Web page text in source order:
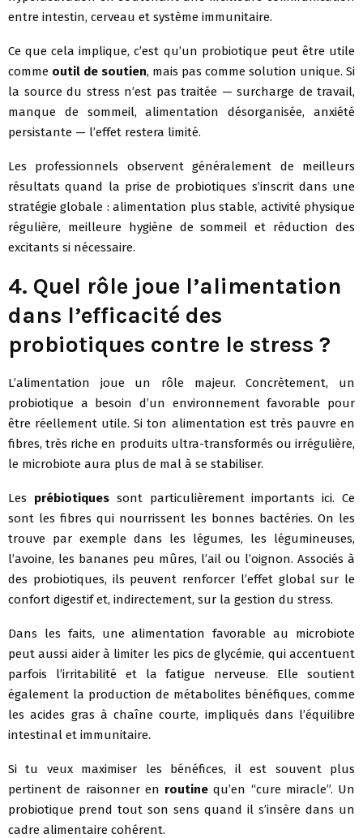
entre intestin, cerveau et système immunitaire.
Ce que cela implique, c’est qu’un probiotique peut être utile
comme outil de soutien, mais pas comme solution unique. Si
la source du stress n’est pas traitée — surcharge de travail,
manque de sommeil, alimentation désorganisée, anxiété
persistante — l’effet restera limité.
Les professionnels observent généralement de meilleurs
résultats quand la prise de probiotiques s’inscrit dans une
stratégie globale : alimentation plus stable, activité physique
régulière, meilleure hygiène de sommeil et réduction des
excitants si nécessaire.
4. Quel rôle joue l’alimentation
dans l’efficacité des
probiotiques contre le stress ?
L’alimentation joue un rôle majeur. Concrètement, un
probiotique a besoin d’un environnement favorable pour
être réellement utile. Si ton alimentation est très pauvre en
fibres, très riche en produits ultra-transformés ou irrégulière,
le microbiote aura plus de mal à se stabiliser.
Les prébiotiquessont particulièrement importants ici. Ce
sont les fibres qui nourrissent les bonnes bactéries. On les
trouve par exemple dans les légumes, les légumineuses,
l’avoine, les bananes peu mûres, l’ail ou l’oignon. Associés à
des probiotiques, ils peuvent renforcer l’effet global sur le
confort digestif et, indirectement, sur la gestion du stress.
Dans les faits, une alimentation favorable au microbiote
peut aussi aider à limiter les pics de glycémie, qui accentuent
parfois l’irritabilité et la fatigue nerveuse. Elle soutient
également la production de métabolites bénéfiques, comme
les acides gras à chaîne courte, impliqués dans l’équilibre
intestinal et immunitaire.
Si tu veux maximiser les bénéfices, il est souvent plus
pertinent de raisonner en routine qu’en “cure miracle”. Un
probiotique prend tout son sens quand il s’insère dans un
cadre alimentaire cohérent.